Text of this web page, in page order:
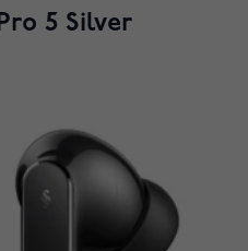
5 Silver